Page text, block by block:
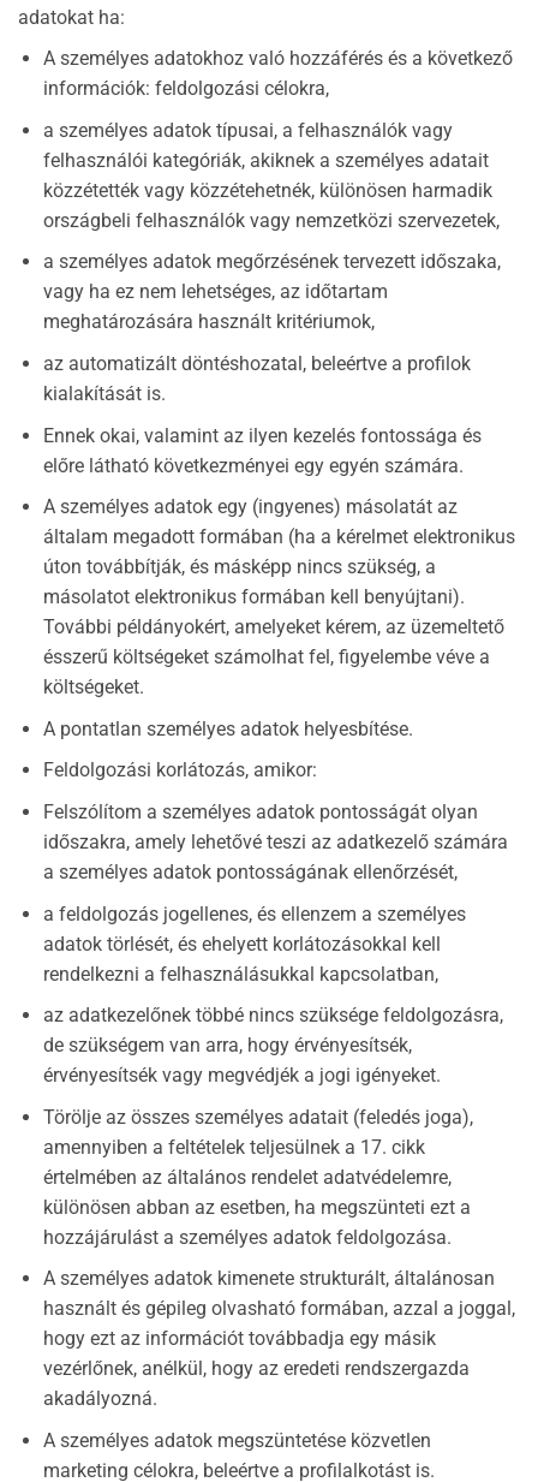
adatokat ha:
A személyes adatokhoz való hozzáférés és a következő
információk: feldolgozási célokra,
a személyes adatok típusai, a felhasználók vagy
felhasználói kategóriák, akiknek a személyes adatait
közzétették vagy közzétehetnék, különösen harmadik
országbeli felhasználók vagy nemzetközi szervezetek,
a személyes adatok megőrzésének tervezett időszaka,
vagy ha ez nem lehetséges, az időtartam
meghatározására használt kritériumok,
az automatizált döntéshozatal, beleértve a profilok
kialakítását is.
Ennek okai, valamint az ilyen kezelés fontossága és
előre látható következményei egy egyén számára.
A személyes adatok egy (ingyenes) másolatát az
általam megadott formában (ha a kérelmet elektronikus
úton továbbítják, és másképp nincs szükség, a
másolatot elektronikus formában kell benyújtani).
További példányokért, amelyeket kérem, az üzemeltető
ésszerű költségeket számolhat fel, figyelembe véve a
költségeket.
A pontatlan személyes adatok helyesbítése.
Feldolgozási korlátozás, amikor:
Felszólítom a személyes adatok pontosságát olyan
időszakra, amely lehetővé teszi az adatkezelő számára
a személyes adatok pontosságának ellenőrzését,
a feldolgozás jogellenes, és ellenzem a személyes
adatok törlését, és ehelyett korlátozásokkal kell
rendelkezni a felhasználásukkal kapcsolatban,
az adatkezelőnek többé nincs szüksége feldolgozásra,
de szükségem van arra, hogy érvényesítsék,
érvényesítsék vagy megvédjék a jogi igényeket.
Törölje az összes személyes adatait (feledés joga),
amennyiben a feltételek teljesülnek a 17. cikk
értelmében az általános rendelet adatvédelemre,
különösen abban az esetben, ha megszünteti ezt a
hozzájárulást a személyes adatok feldolgozása.
A személyes adatok kimenete strukturált, általánosan
használt és gépileg olvasható formában, azzal a joggal,
hogy ezt az információt továbbadja egy másik
vezérlőnek, anélkül, hogy az eredeti rendszergazda
akadályozná.
A személyes adatok megszüntetése közvetlen
marketing célokra, beleértve a profilalkotást is.